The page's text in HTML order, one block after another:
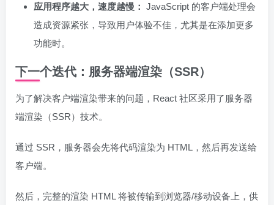
应用程序越大，速度越慢： JavaScript 的客户端处理会
造成资源紧张，导致用户体验不佳，尤其是在添加更多
功能时。
下一个迭代：服务器端渲染（SSR）
为了解决客户端渲染带来的问题，React 社区采用了服务器
端渲染（SSR）技术。
通过 SSR，服务器会先将代码渲染为 HTML，然后再发送给
客户端。
然后，完整的渲染 HTML 将被传输到浏览器/移动设备上，供